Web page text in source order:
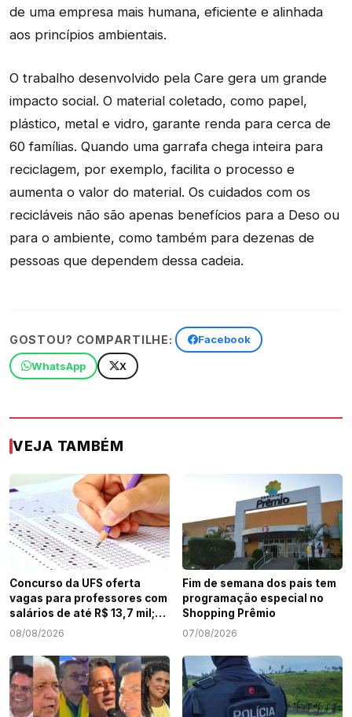
de uma empresa mais humana, eficiente e alinhada
aos princípios ambientais.
O trabalho desenvolvido pela Care gera um grande
impacto social. O material coletado, como papel,
plástico, metal e vidro, garante renda para cerca de
60 famílias. Quando uma garrafa chega inteira para
reciclagem, por exemplo, facilita o processo e
aumenta o valor do material. Os cuidados com os
recicláveis não são apenas benefícios para a Deso ou
para o ambiente, como também para dezenas de
pessoas que dependem dessa cadeia.
GOSTOU? COMPARTILHE: Facebook
WhatsApp X
VEJA TAMBÉM
Concurso da UFS oferta
vagas para professores com
salários de até R$ 13,7 mil;
veja como participar
08/08/2026
Fim de semana dos pais tem
programação especial no
Shopping Prêmio
07/08/2026